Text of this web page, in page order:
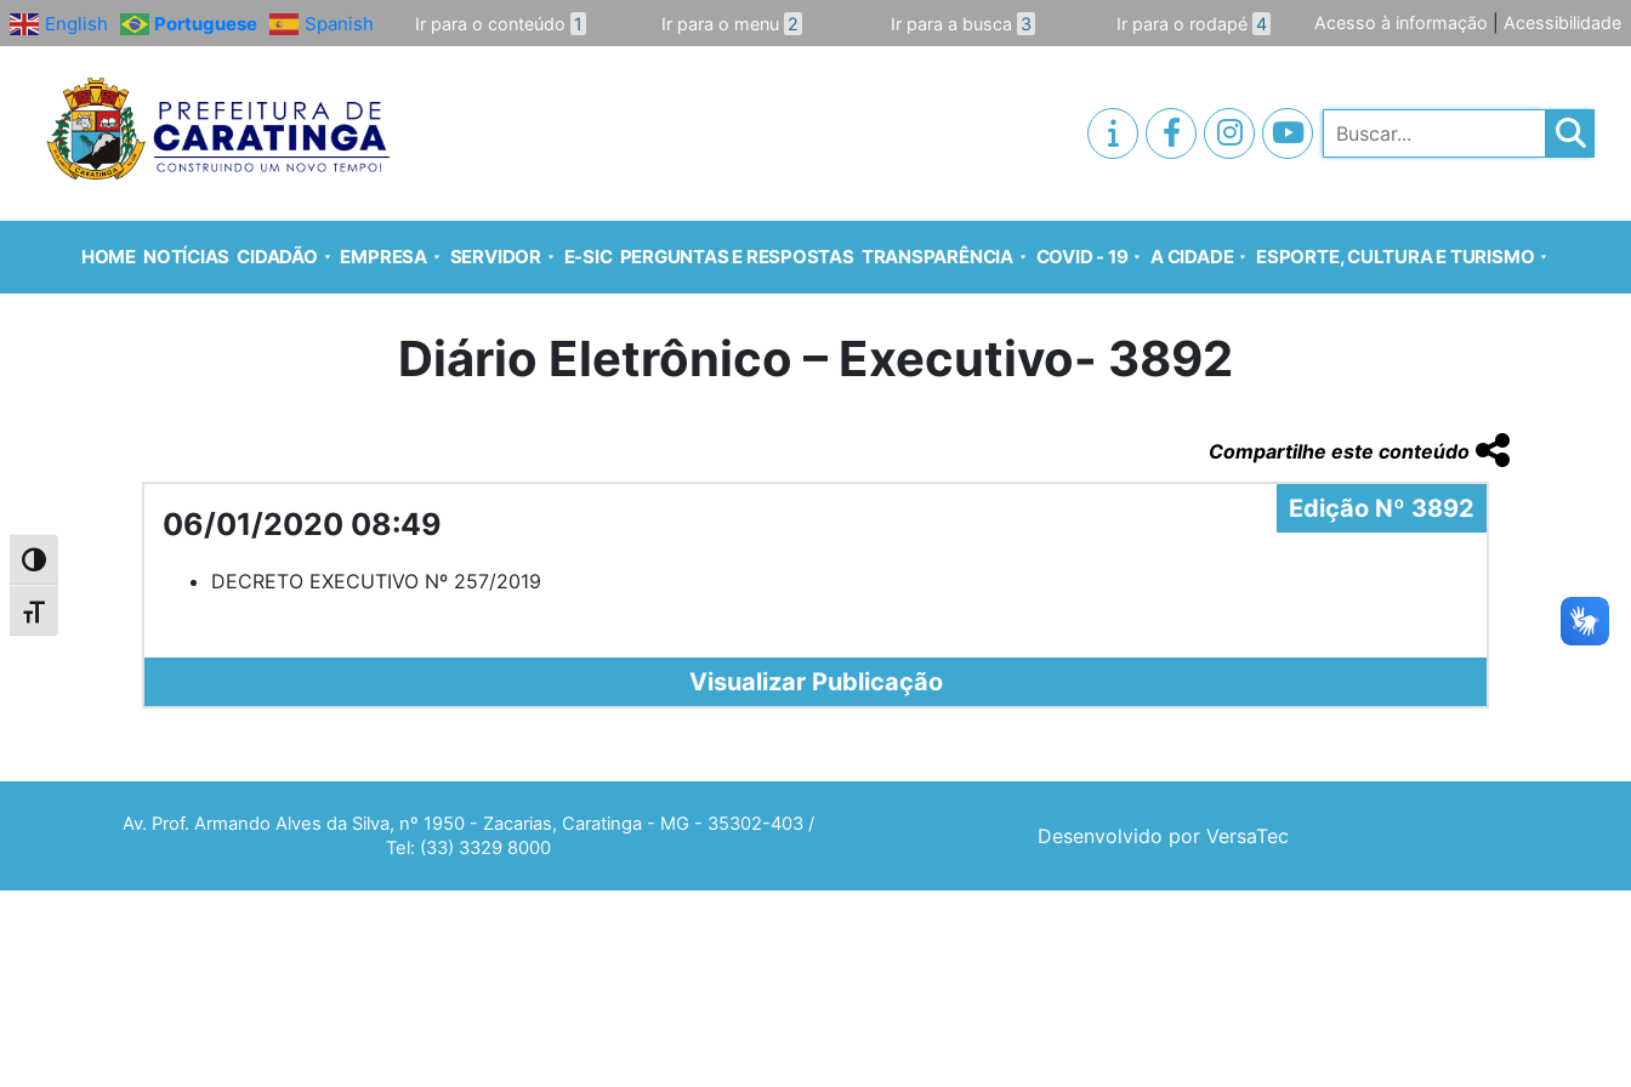
Alternar alto contraste
Alternar tamanho da fonte
English Portuguese Spanish Ir para o conteúdo 1 Ir para o menu 2 Ir para a busca 3 Ir para o rodapé 4 Acesso à informação Acessibilidade
Pesquisar
HOME NOTÍCIAS CIDADÃO EMPRESA SERVIDOR E-SIC PERGUNTAS E RESPOSTAS TRANSPARÊNCIA COVID - 19 A CIDADE ESPORTE, CULTURA E TURISMO
Diário Eletrônico – Executivo- 3892
Compartilhe este conteúdo
Edição Nº 3892
06/01/2020 08:49
DECRETO EXECUTIVO Nº 257/2019
Visualizar Publicação
Av. Prof. Armando Alves da Silva, nº 1950 - Zacarias, Caratinga - MG - 35302-403 /
Tel: (33) 3329 8000
Desenvolvido por VersaTec